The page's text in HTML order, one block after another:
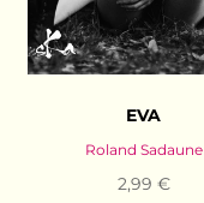
EVA
Roland Sadaune
2,99 €